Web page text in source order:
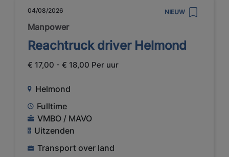
04/08/2026 NIEUW
Manpower
Reachtruck driver Helmond
€ 17,00 - € 18,00 Per uur
Helmond
Fulltime
VMBO / MAVO
Uitzenden
Transport over land